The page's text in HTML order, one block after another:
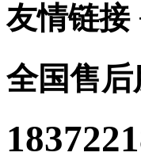
友情链接
全国售